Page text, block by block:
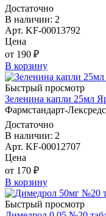
Достаточно
В наличии: 2
Арт. KF-00013792
Цена
от 190 ₽
В корзину
Быстрый просмотр
Зеленина капли 25мл
Фармстандарт-
Достаточно
В наличии: 2
Арт. KF-00012707
Цена
от 170 ₽
В корзину
Быстрый просмотр